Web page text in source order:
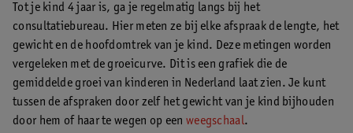
Tot je kind 4 jaar is, ga je regelmatig langs bij het
consultatiebureau. Hier meten ze bij elke afspraak de lengte, het
gewicht en de hoofdomtrek van je kind. Deze metingen worden
vergeleken met de groeicurve. Dit is een grafiek die de
gemiddelde groei van kinderen in Nederland laat zien. Je kunt
tussen de afspraken door zelf het gewicht van je kind bijhouden
door hem of haar te wegen op een weegschaal.